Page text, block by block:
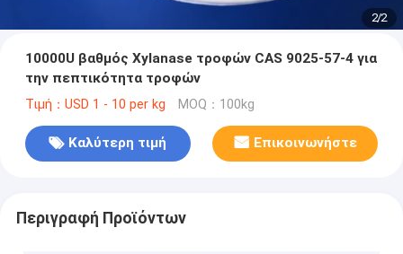
2/2
10000U βαθμός Xylanase τροφών CAS 9025-57-4 για
την πεπτικότητα τροφών
Τιμή：USD 1 - 10 per kg MOQ：100kg
Καλύτερη τιμή Επικοινωνήστε
Περιγραφή Προϊόντων